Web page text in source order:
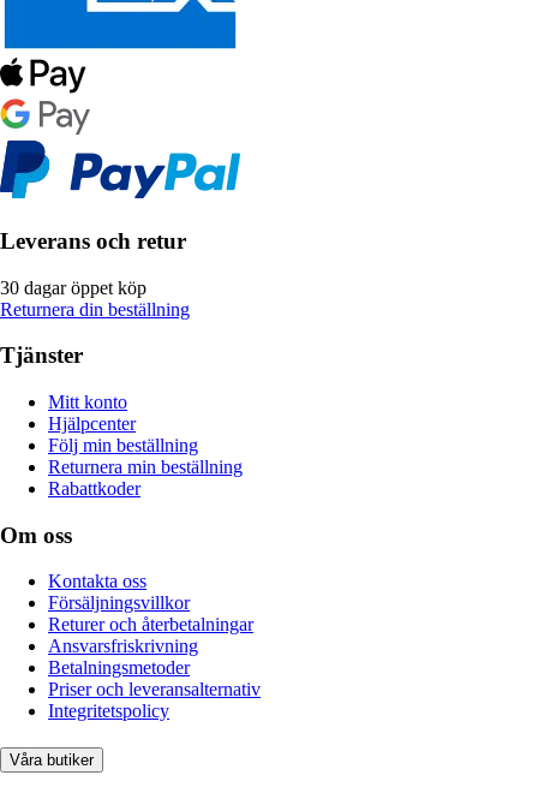
Leverans och retur
30 dagar öppet köp
Returnera din beställning
Tjänster
Mitt konto
Hjälpcenter
Följ min beställning
Returnera min beställning
Rabattkoder
Om oss
Kontakta oss
Försäljningsvillkor
Returer och återbetalningar
Ansvarsfriskrivning
Betalningsmetoder
Priser och leveransalternativ
Integritetspolicy
Våra butiker